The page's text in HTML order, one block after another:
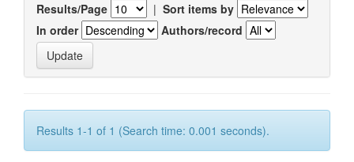
Results/Page | Sort items by
In order
Authors/record
Results 1-1 of 1 (Search time: 0.001 seconds).